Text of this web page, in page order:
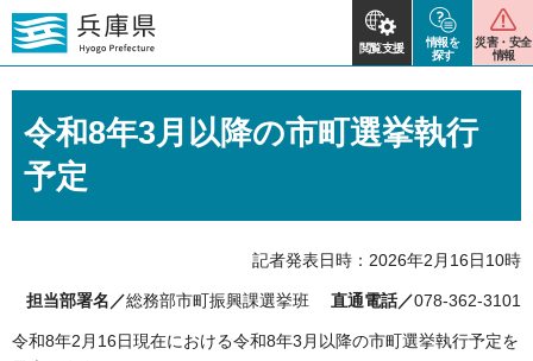
閲覧支援
情報を
探す
災害・安全
情報
令和8年3月以降の市町選挙執行
予定
記者発表日時：2026年2月16日10時
担当部署名／総務部市町振興課選挙班 直通電話／078-362-3101
令和8年2月16日現在における令和8年3月以降の市町選挙執行予定を